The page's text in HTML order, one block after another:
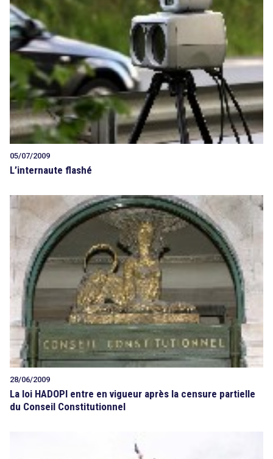
Tout sur le droit de l'innovation
Rechercher
CONTACT
05/07/2009
L’internaute flashé
28/06/2009
La loi HADOPI entre en vigueur après la censure partielle
du Conseil Constitutionnel